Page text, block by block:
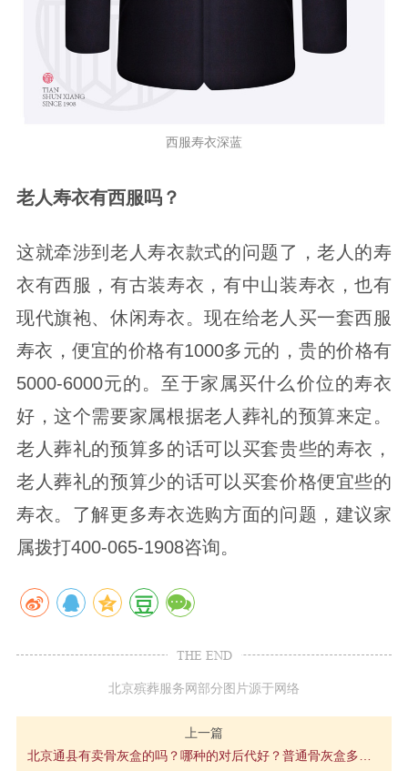
西服寿衣深蓝
老人寿衣有西服吗？
这就牵涉到老人寿衣款式的问题了，老人的寿
衣有西服，有古装寿衣，有中山装寿衣，也有
现代旗袍、休闲寿衣。现在给老人买一套西服
寿衣，便宜的价格有1000多元的，贵的价格有
5000-6000元的。至于家属买什么价位的寿衣
好，这个需要家属根据老人葬礼的预算来定。
老人葬礼的预算多的话可以买套贵些的寿衣，
老人葬礼的预算少的话可以买套价格便宜些的
寿衣。了解更多寿衣选购方面的问题，建议家
属拨打400-065-1908咨询。
THE END
北京殡葬服务网部分图片源于网络
上一篇
北京通县有卖骨灰盒的吗？哪种的对后代好？普通骨灰盒多少钱一个